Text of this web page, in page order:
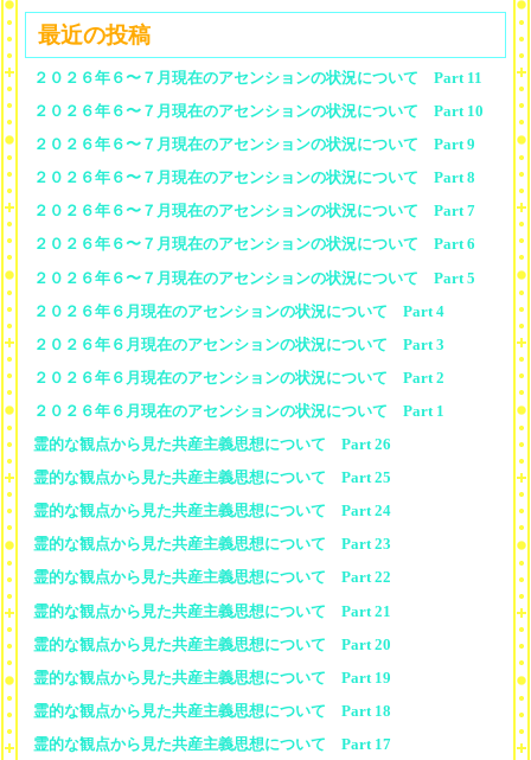
最近の投稿
２０２６年６〜７月現在のアセンションの状況について Part 11
２０２６年６〜７月現在のアセンションの状況について Part 10
２０２６年６〜７月現在のアセンションの状況について Part 9
２０２６年６〜７月現在のアセンションの状況について Part 8
２０２６年６〜７月現在のアセンションの状況について Part 7
２０２６年６〜７月現在のアセンションの状況について Part 6
２０２６年６〜７月現在のアセンションの状況について Part 5
２０２６年６月現在のアセンションの状況について Part 4
２０２６年６月現在のアセンションの状況について Part 3
２０２６年６月現在のアセンションの状況について Part 2
２０２６年６月現在のアセンションの状況について Part 1
霊的な観点から見た共産主義思想について Part 26
霊的な観点から見た共産主義思想について Part 25
霊的な観点から見た共産主義思想について Part 24
霊的な観点から見た共産主義思想について Part 23
霊的な観点から見た共産主義思想について Part 22
霊的な観点から見た共産主義思想について Part 21
霊的な観点から見た共産主義思想について Part 20
霊的な観点から見た共産主義思想について Part 19
霊的な観点から見た共産主義思想について Part 18
霊的な観点から見た共産主義思想について Part 17